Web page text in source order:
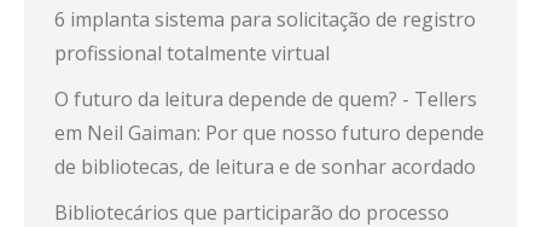
6 implanta sistema para solicitação de registro
profissional totalmente virtual
O futuro da leitura depende de quem? - Tellers
em Neil Gaiman: Por que nosso futuro depende
de bibliotecas, de leitura e de sonhar acordado
Bibliotecários que participarão do processo